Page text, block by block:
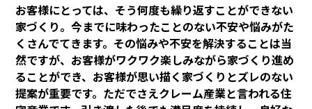
お客様にとっては、そう何度も繰り返すことができない
家づくり。今までに味わったことのない不安や悩みがた
くさんでてきます。その悩みや不安を解決することは当
然ですが、お客様がワクワク楽しみながら家づくり進め
ることができ、お客様が思い描く家づくりとズレのない
提案が重要です。ただでさえクレーム産業と言われる住